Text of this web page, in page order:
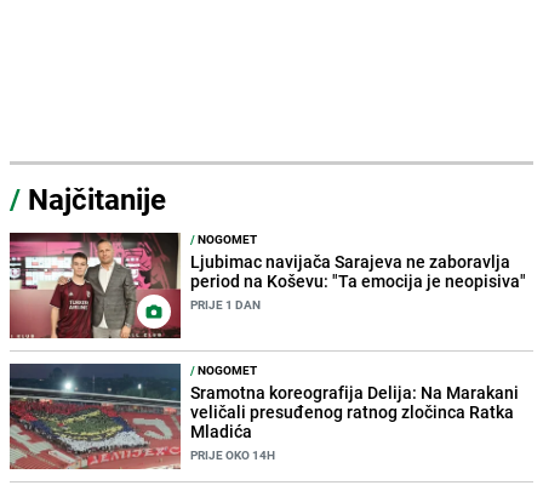
/ Najčitanije
/NOGOMET
Ljubimac navijača Sarajeva ne zaboravlja
period na Koševu: "Ta emocija je neopisiva"
PRIJE 1 DAN
/NOGOMET
Sramotna koreografija Delija: Na Marakani
veličali presuđenog ratnog zločinca Ratka
Mladića
PRIJE OKO 14H